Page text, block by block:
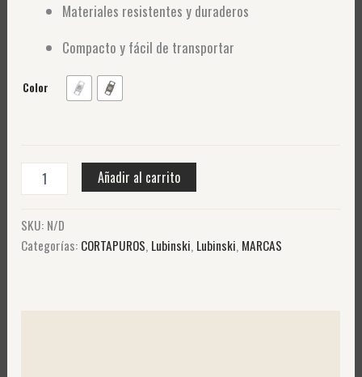
Materiales resistentes y duraderos
Compacto y fácil de transportar
Color
Añadir al carrito
SKU: N/D
Categorías: CORTAPUROS, Lubinski, Lubinski, MARCAS